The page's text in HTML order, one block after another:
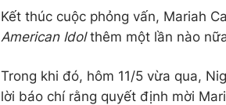
Kết thúc cuộc phỏng vấn, Mariah
American Idolthêm một lần nào
Trong khi đó, hôm 11/5 vừa qua,
lời báo chí rằng quyết định mời